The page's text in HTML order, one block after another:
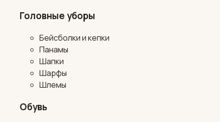
Головные уборы
Бейсболки и кепки
Панамы
Шапки
Шарфы
Шлемы
Обувь